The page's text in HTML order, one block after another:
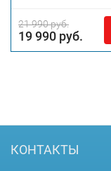
21 990 руб.
19 990 руб.
КОНТАКТЫ